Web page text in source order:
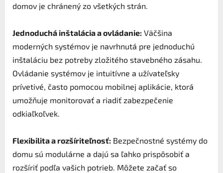
domov je chránený zo všetkých strán.
Jednoduchá inštalácia a ovládanie: Väčšina
moderných systémov je navrhnutá pre jednoduchú
inštaláciu bez potreby zložitého stavebného zásahu.
Ovládanie systémov je intuitívne a užívateľsky
prívetivé, často pomocou mobilnej aplikácie, ktorá
umožňuje monitorovať a riadiť zabezpečenie
odkiaľkoľvek.
Flexibilita a rozšíriteľnosť: Bezpečnostné systémy do
domu sú modulárne a dajú sa ľahko prispôsobiť a
rozšíriť podľa vašich potrieb. Môžete začať so